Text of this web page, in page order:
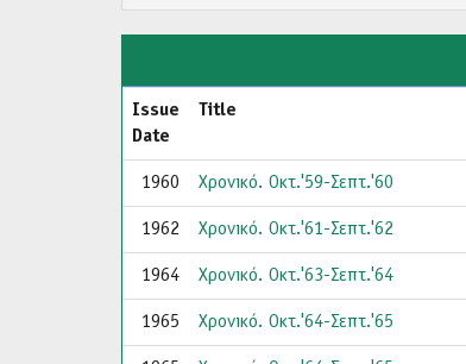
Issue
Date
Title
1960 Χρονικό. Οκτ.'59-Σεπτ.'60
1962 Χρονικό. Οκτ.'61-Σεπτ.'62
1964 Χρονικό. Οκτ.'63-Σεπτ.'64
1965 Χρονικό. Οκτ.'64-Σεπτ.'65